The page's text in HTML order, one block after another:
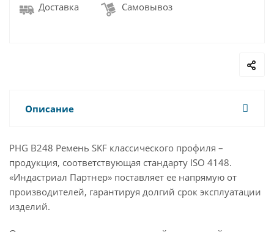
Доставка Самовывоз
Описание
PHG B248 Ремень SKF классического профиля –
продукция, соответствующая стандарту ISO 4148.
«Индастриал Партнер» поставляет ее напрямую от
производителей, гарантируя долгий срок эксплуатации
изделий.